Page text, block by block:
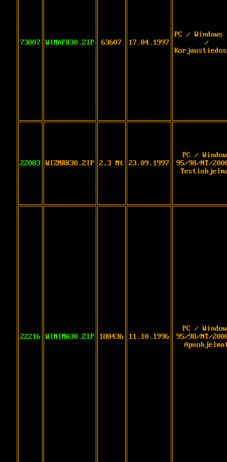
73007 WIMAFR30.ZIP 63607 17.04.1997
PC /
/
22083 WIZMRK30.ZIP 2,3 Mt 23.09.1997
PC /
95/98/NT/
22216 WINIMA30.ZIP 188436 11.10.1996
PC /
95/98/NT/